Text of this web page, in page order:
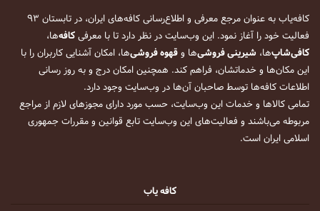
کافه‌یاب به عنوان مرجع معرفی و اطلاع‌رسانی کافه‌های ایران، در تابستان ۹۳
فعالیت خود را آغاز نمود. این وب‌سایت در نظر دارد تا با معرفیکافه‌ها،
کافی‌شاپ‌ها، شیرینی فروشی‌ها وقهوه فروشی‌ها، امکان آشنایی کاربران را با
این مکان‌ها و خدماتشان، فراهم کند. همچنین امکان درج و به روز رسانی
اطلاعات کافه‌ها توسط صاحبان آن‌ها در وب‌سایت وجود دارد.
تمامی کالاها و خدمات این وب‌سایت، حسب مورد دارای مجوزهای لازم از مراجع
مربوطه می‌باشند و فعالیت‌های این وب‌سایت تابع قوانین و مقررات جمهوری
اسلامی ایران است.
کافه یاب